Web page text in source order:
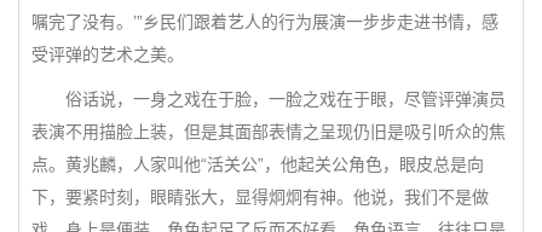
嘱完了没有。’”乡民们跟着艺人的行为展演一步步走进书情，感
受评弹的艺术之美。
俗话说，一身之戏在于脸，一脸之戏在于眼，尽管评弹演员
表演不用描脸上装，但是其面部表情之呈现仍旧是吸引听众的焦
点。黄兆麟，人家叫他“活关公”，他起关公角色，眼皮总是向
下，要紧时刻，眼睛张大，显得炯炯有神。他说，我们不是做